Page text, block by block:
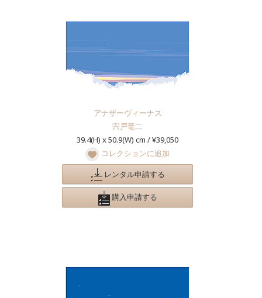
アナザーヴィーナス
宍戸竜二
39.4(H) x 50.9(W) cm / ¥39,050
コレクションに追加
レンタル申請する
購入申請する